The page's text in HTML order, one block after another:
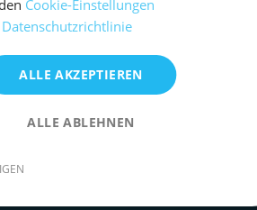
Cookie-Einstellungen
Datenschutzrichtlinie
ALLE AKZEPTIEREN
ALLE ABLEHNEN